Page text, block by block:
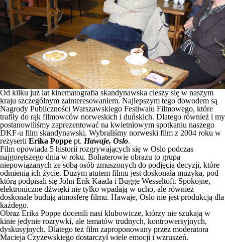
Od kilku już lat kinematografia skandynawska cieszy się w naszym
kraju szczególnym zainteresowaniem. Najlepszym tego dowodem są
Nagrody Publiczności Warszawskiego Festiwalu Filmowego, które
trafiły do rąk filmowców norweskich i duńskich. Dlatego również i my
postanowiliśmy zaprezentować na kwietniowym spotkaniu naszego
DKF-u film skandynawski. Wybraliśmy norweski film z 2004 roku w
reżyserii Erika Poppe pt. Hawaje, Oslo.
Film opowiada 5 historii rozgrywających się w Oslo podczas
najgorętszego dnia w roku. Bohaterowie obrazu to grupa
niepowiązanych ze sobą osób zmuszonych do podjęcia decyzji, które
odmienią ich życie. Dużym atutem filmu jest doskonała muzyka, pod
którą podpisali się John Erik Kaada i Bugge Wesseltoft. Spokojne,
elektroniczne dźwięki nie tylko wpadają w ucho, ale również
doskonale budują atmosferę filmu. Hawaje, Oslo nie jest produkcją dla
każdego.
Obraz Erika Poppe docenili nasi klubowicze, którzy nie szukają w
kinie jedynie rozrywki, ale tematów trudnych, kontrowersyjnych,
dyskusyjnych. Dlatego też film zaproponowany przez moderatora
Macieja Czyżewskiego dostarczył wiele emocji i wzruszeń.